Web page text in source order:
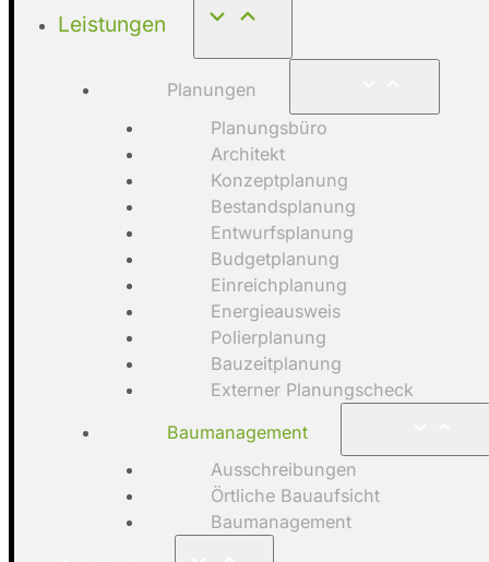
Leistungen
Planungen
Planungsbüro
Architekt
Konzeptplanung
Bestandsplanung
Entwurfsplanung
Budgetplanung
Einreichplanung
Energieausweis
Polierplanung
Bauzeitplanung
Externer Planungscheck
Baumanagement
Ausschreibungen
Örtliche Bauaufsicht
Baumanagement